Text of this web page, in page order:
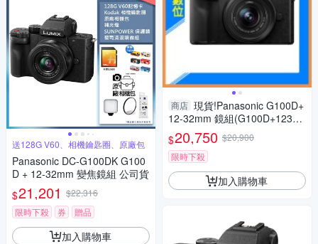
送128G V60、相機鑰匙圈、原廠包
Panasonic DC-G100DK G100
D + 12-32mm 變焦鏡組 公司貨
$21,201 $22,316
限時下殺
券 贈品
加入購物車
商店 現貨!Panasonic G100D+
12-32mm 鏡組(G100D+123
2，公司貨)G100
$20,750 $20,900
限時下殺
加入購物車